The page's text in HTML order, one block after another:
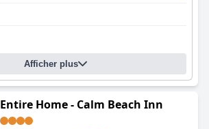
Afficher plus
Entire Home - Calm Beach Inn